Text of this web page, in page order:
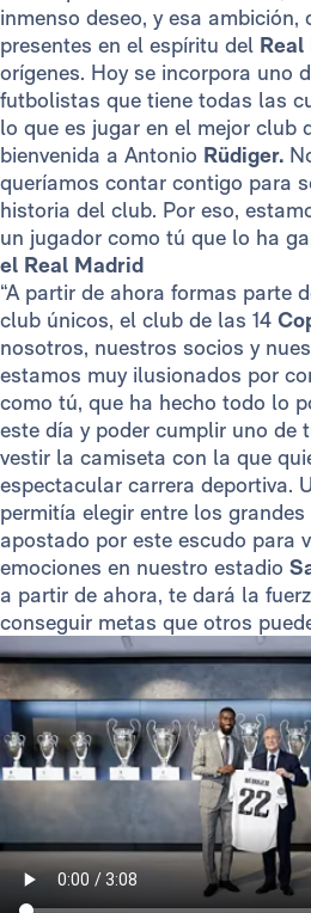
inmenso deseo, y esa ambición,
presentes en el espíritu del Real
orígenes. Hoy se incorpora uno
futbolistas que tiene todas las
lo que es jugar en el mejor club
bienvenida a Antonio Rüdiger.
queríamos contar contigo para
historia del club. Por eso,
un jugador como tú que lo ha
el Real Madrid
“A partir de ahora formas parte
club únicos, el club de las 14
nosotros, nuestros socios y
estamos muy ilusionados por
como tú, que ha hecho todo lo
este día y poder cumplir uno de
vestir la camiseta con la que
espectacular carrera deportiva.
permitía elegir entre los
apostado por este escudo para
emociones en nuestro estadio
a partir de ahora, te dará la
conseguir metas que otros